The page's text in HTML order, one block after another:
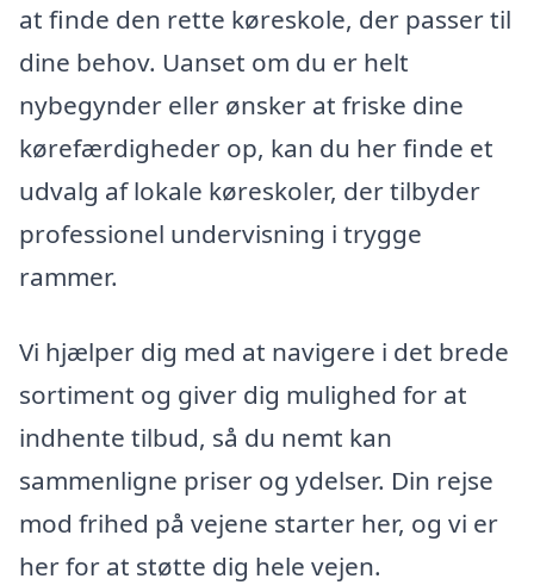
at finde den rette køreskole, der passer til
dine behov. Uanset om du er helt
nybegynder eller ønsker at friske dine
kørefærdigheder op, kan du her finde et
udvalg af lokale køreskoler, der tilbyder
professionel undervisning i trygge
rammer.
Vi hjælper dig med at navigere i det brede
sortiment og giver dig mulighed for at
indhente tilbud, så du nemt kan
sammenligne priser og ydelser. Din rejse
mod frihed på vejene starter her, og vi er
her for at støtte dig hele vejen.